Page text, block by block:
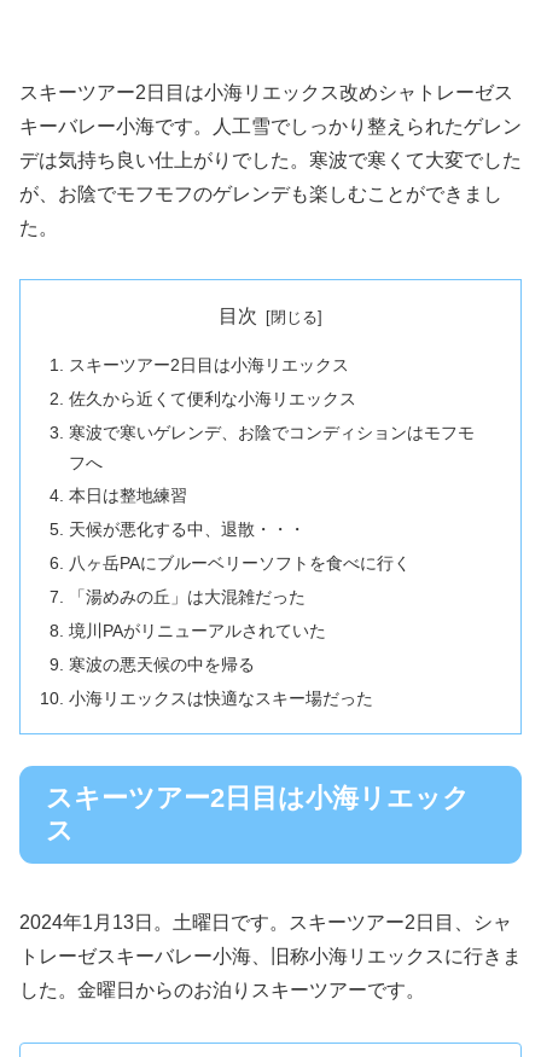
スキーツアー2日目は小海リエックス改めシャトレーゼス
キーバレー小海です。人工雪でしっかり整えられたゲレン
デは気持ち良い仕上がりでした。寒波で寒くて大変でした
が、お陰でモフモフのゲレンデも楽しむことができまし
た。
目次
スキーツアー2日目は小海リエックス
佐久から近くて便利な小海リエックス
寒波で寒いゲレンデ、お陰でコンディションはモフモ
フへ
本日は整地練習
天候が悪化する中、退散・・・
八ヶ岳PAにブルーベリーソフトを食べに行く
「湯めみの丘」は大混雑だった
境川PAがリニューアルされていた
寒波の悪天候の中を帰る
小海リエックスは快適なスキー場だった
スキーツアー2日目は小海リエック
ス
2024年1月13日。土曜日です。スキーツアー2日目、シャ
トレーゼスキーバレー小海、旧称小海リエックスに行きま
した。金曜日からのお泊りスキーツアーです。